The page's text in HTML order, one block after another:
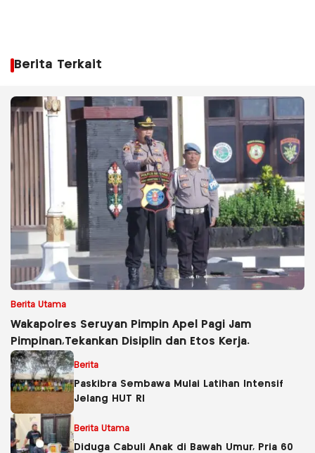
Berita Terkait
Berita Utama
Wakapolres Seruyan Pimpin Apel Pagi Jam
Pimpinan,Tekankan Disiplin dan Etos Kerja.
Berita
Paskibra Sembawa Mulai Latihan Intensif
Jelang HUT RI
Berita Utama
Diduga Cabuli Anak di Bawah Umur, Pria 60